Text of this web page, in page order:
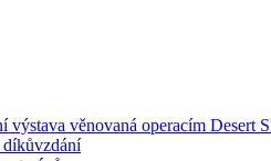
výstava věnovaná operacím Desert
díkůvzdání